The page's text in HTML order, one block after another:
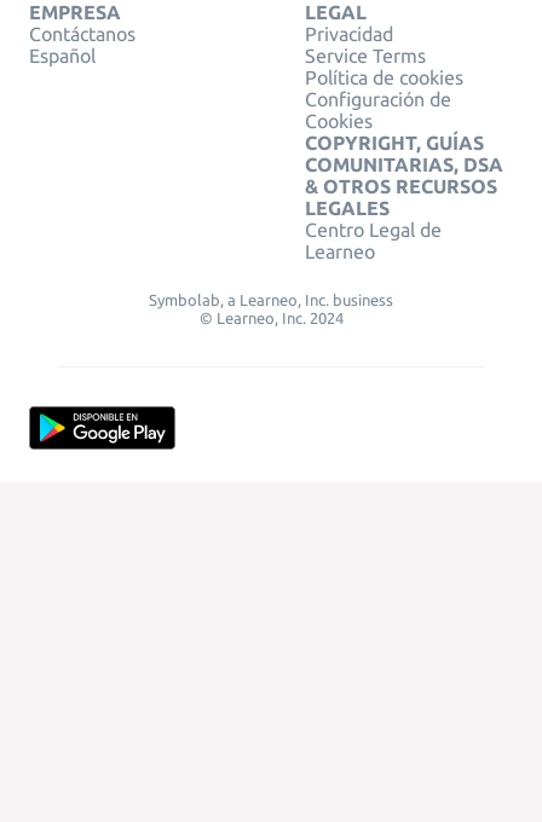
EMPRESA
Contáctanos
Español
LEGAL
Privacidad
Service Terms
Política de cookies
Configuración de
Cookies
COPYRIGHT, GUÍAS
COMUNITARIAS, DSA
& OTROS RECURSOS
LEGALES
Centro Legal de
Learneo
Symbolab, a Learneo, Inc. business
© Learneo, Inc. 2024